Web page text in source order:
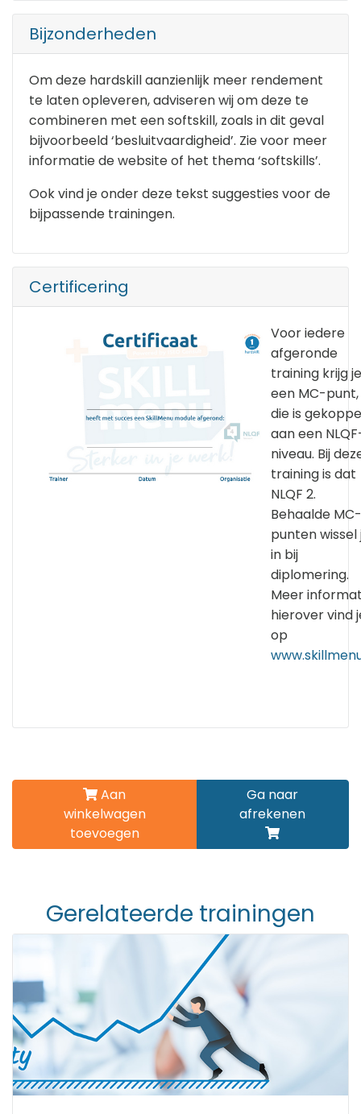
Bijzonderheden
Om deze hardskill aanzienlijk meer rendement
te laten opleveren, adviseren wij om deze te
combineren met een softskill, zoals in dit geval
bijvoorbeeld ‘besluitvaardigheid’. Zie voor meer
informatie de website of het thema ‘softskills’.
Ook vind je onder deze tekst suggesties voor de
bijpassende trainingen.
Certificering
Voor iedere
afgeronde
training krijg je
een MC-punt,
die is
aan een
niveau. Bij
training is dat
NLQF 2.
Behaalde MC-
punten wissel
in bij
diplomering.
Meer
hierover vind
op
Aan
winkelwagen
toevoegen
Ga naar
afrekenen
Gerelateerde trainingen